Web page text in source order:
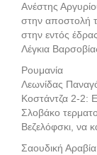
Ανέστης
στην αποστολή
στην εντός
Λέγκια
Ρουμανία
Λεωνίδας
Κοστάντζα 2-2:
Σλοβάκο
Βεζελόφσκι, να
Σαουδική Αραβία